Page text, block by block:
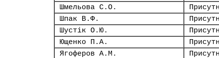
Шмельова С.О.
Шпак В.Ф.
Шустік О.Ю.
Ющенко П.А.
Ягоферов А.М.